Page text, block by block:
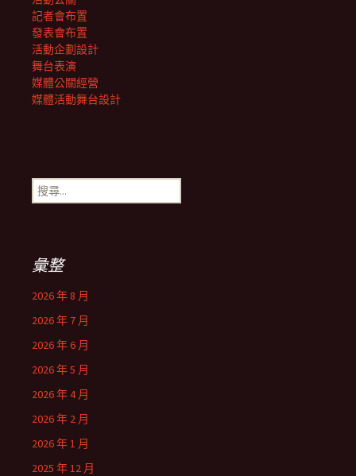
記者會布置
發表會布置
活動企劃設計
舞台表演
媒體公關經營
媒體活動舞台設計
搜
尋
彙整
2026 年 8 月
2026 年 7 月
2026 年 6 月
2026 年 5 月
2026 年 4 月
2026 年 2 月
2026 年 1 月
2025 年 12 月